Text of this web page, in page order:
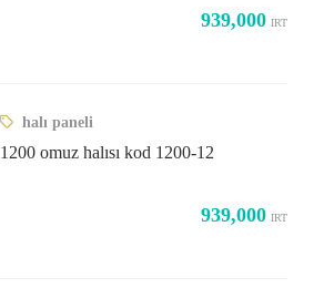
939,000 IRT
halı paneli
1200 omuz halısı kod 1200-12
939,000 IRT